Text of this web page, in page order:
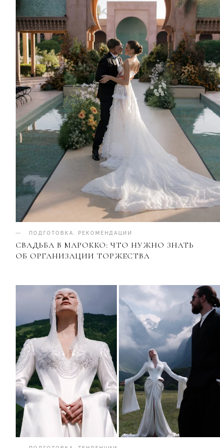
ПОДГОТОВКА. РЕКОМЕНДАЦИИ
СВАДЬБА В МАРОККО: ЧТО НУЖНО ЗНАТЬ
ОБ ОРГАНИЗАЦИИ ТОРЖЕСТВА